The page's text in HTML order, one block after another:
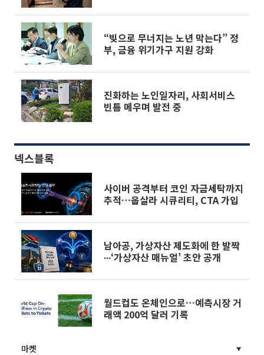
“빚으로 무너지는 노년 막는다” 정
부, 금융 위기가구 지원 강화
진화하는 노인일자리, 사회서비스
빈틈 메우며 발전 중
넥스블록
사이버 공격부터 코인 자금세탁까지
추적…웁살라 시큐리티, CTA 가입
남아공, 가상자산 제도화에 한 발짝
∙∙∙‘가상자산 매뉴얼’ 초안 공개
월드컵도 온체인으로…예측시장 거
래액 200억 달러 기록
마켓